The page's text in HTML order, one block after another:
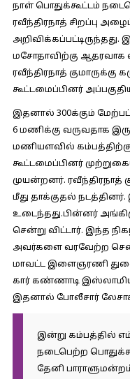
நாள் பொதுக்கூட்டம்
ரவீந்திரநாத் சிறப்பு
அறிவிக்கப்பட்டிருந்தது.
மசோதாவிற்கு ஆதரவாக
ரவீந்திரநாத் குமாருக்கு
கூட்டமைப்பினர்
இதனால் 300க்கும்
6 மணிக்கு வருவதாக
மணியளவில்
கூட்டமைப்பினர்
முயன்றனர். ரவீந்திரநாத்
மீது தாக்குதல்
உடைந்தது.பின்னர்
சென்று விட்டார். இந்த
அவர்களை வரவேற்ற
மாவட்ட இளைஞரணி
கார் கண்ணாடி
இதனால் போலீசார் லேசாக
இன்று கம்பத்தில்
நடைபெற்ற
தேனி